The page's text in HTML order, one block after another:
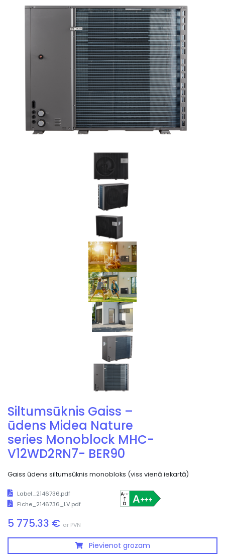
Siltumsūknis Gaiss –
ūdens Midea Nature
series Monoblock MHC-
V12WD2RN7- BER90
Gaiss ūdens siltumsūknis monobloks (viss vienā iekartā)
Label_2146736.pdf
Fiche_2146736_LV.pdf
5 775.33 € ar PVN
Pievienot grozam